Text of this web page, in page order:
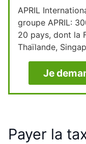
APRIL
groupe APRIL:
20 pays, dont la
Thaïlande,
Je
Payer la